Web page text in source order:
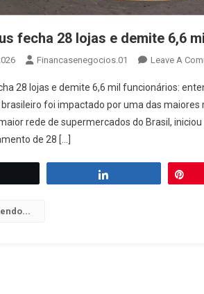
fecha 28 lojas e demite 6,6
Financasenegocios.01 Leave A
28 lojas e demite 6,6 mil funcionários:
foi impactado por uma das maiores
rede de supermercados do Brasil,
de 28 […]